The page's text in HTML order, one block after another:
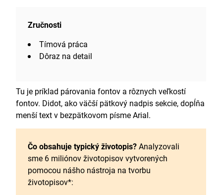
Zručnosti
Tímová práca
Dôraz na detail
Tu je príklad párovania fontov a rôznych veľkostí
fontov. Didot, ako väčší pätkový nadpis sekcie, dopĺňa
menší text v bezpätkovom písme Arial.
Čo obsahuje typický životopis?Analyzovali
sme 6 miliónov životopisov vytvorených
pomocou nášho nástroja na tvorbu
životopisov*: